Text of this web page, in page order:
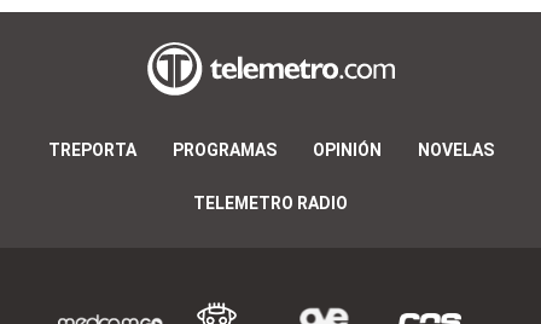
TREPORTA PROGRAMAS OPINIÓN NOVELAS
TELEMETRO RADIO